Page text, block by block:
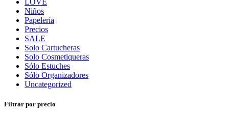
LOVE
Niños
Papelería
Precios
SALE
Solo Cartucheras
Solo Cosmetiqueras
Sólo Estuches
Sólo Organizadores
Uncategorized
Filtrar por precio